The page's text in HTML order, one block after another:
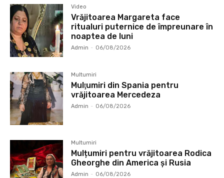
Video
Vrăjitoarea Margareta face
ritualuri puternice de împreunare în
noaptea de luni
Admin - 06/08/2026
Multumiri
Mulţumiri din Spania pentru
vrăjitoarea Mercedeza
Admin - 06/08/2026
Multumiri
Mulțumiri pentru vrăjitoarea Rodica
Gheorghe din America și Rusia
Admin - 06/08/2026